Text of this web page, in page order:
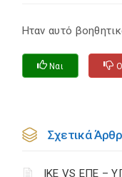
Ηταν αυτό
Ναι
Σχετικά
ΙΚΕ VS ΕΠΕ –